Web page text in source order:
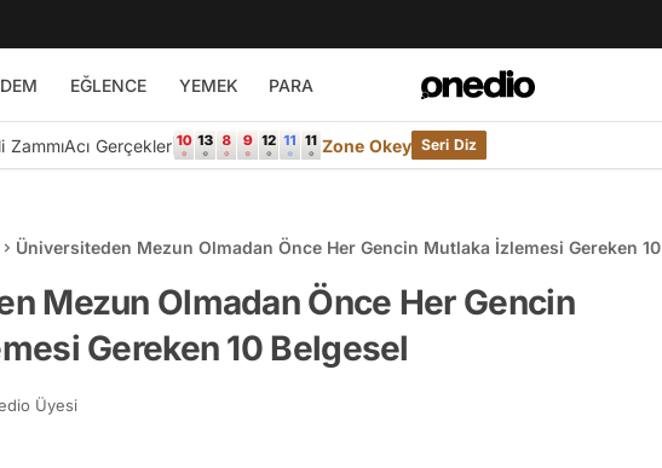
EĞLENCE YEMEK PARA
ZammıAcı Gerçekler Zone Okey Seri Diz
Üniversiteden Mezun Olmadan Önce Her Gencin Mutlaka İzlemesi Gereken 10
Mezun Olmadan Önce Her Gencin
Gereken 10 Belgesel
Üyesi